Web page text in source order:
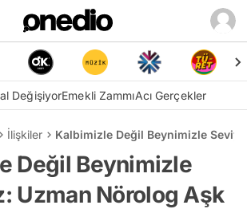
DeğişiyorEmekli ZammıAcı Gerçekler
İlişkiler Kalbimizle Değil Beynimizle
Değil Beynimizle
Uzman Nörolog Aşk